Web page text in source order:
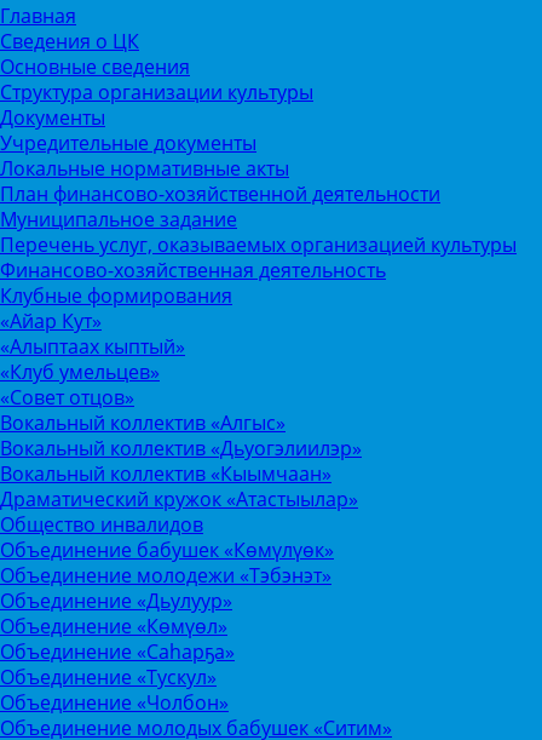
Главная
Сведения о ЦК
Основные сведения
Структура организации культуры
Документы
Учредительные документы
Локальные нормативные акты
План финансово-хозяйственной деятельности
Муниципальное задание
Перечень услуг, оказываемых организацией культуры
Финансово-хозяйственная деятельность
Клубные формирования
«Айар Кут»
«Алыптаах кыптый»
«Клуб умельцев»
«Совет отцов»
Вокальный коллектив «Алгыс»
Вокальный коллектив «Дьуогэлиилэр»
Вокальный коллектив «Кыымчаан»
Драматический кружок «Атастыылар»
Общество инвалидов
Объединение бабушек «Көмүлүөк»
Объединение молодежи «Тэбэнэт»
Объединение «Дьулуур»
Объединение «Көмүөл»
Объединение «Саhарҕа»
Объединение «Тускул»
Объединение «Чолбон»
Объединение молодых бабушек «Ситим»